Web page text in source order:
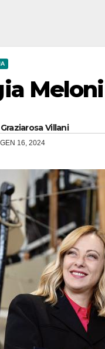
Graziarosa Villani
GEN 16, 2024